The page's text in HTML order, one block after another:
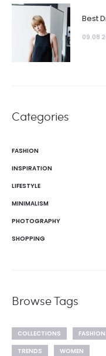
Best
09.08
Categories
FASHION
INSPIRATION
LIFESTYLE
MINIMALISM
PHOTOGRAPHY
SHOPPING
Browse Tags
COLLECTIONS FASHION
TRENDS
WOMEN